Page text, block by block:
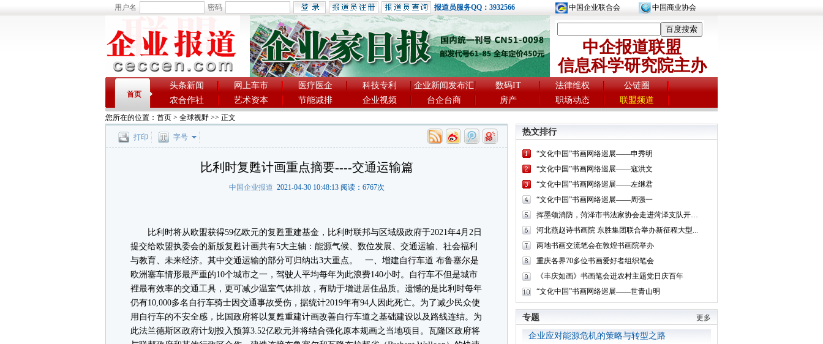
中国企业联合会 中国商业协会
用户名 密码 报道员服务QQ：3932566
中企报道联盟
信息科学研究院主办
首页
头条新闻 网上车市 医疗医企 科技专利 企业新闻发布汇 数码IT 法律维权
公链圈
农合作社
艺术资本 节能减排 企业视频 台企台商 房产 职场动态 联盟频道
您所在的位置： 首页 > 全球视野 >> 正文
打印 字号
比利时复甦计画重点摘要----交通运输篇
中国企业报道 2021-04-30 10:48:13 阅读： 6767次
比利时将从欧盟获得59亿欧元的复甦重建基金，比利时联邦与区域级政府于2021年4月2日
提交给欧盟执委会的新版复甦计画共有5大主轴：能源气候、数位发展、交通运输、社会福利
与教育、未来经济。其中交通运输的部分可归纳出3大重点。 一、增建自行车道 布鲁塞尔是
欧洲塞车情形最严重的10个城市之一，驾驶人平均每年为此浪费140小时。自行车不但是城市
裡最有效率的交通工具，更可减少温室气体排放，有助于增进居住品质。遗憾的是比利时每年
仍有10,000多名自行车骑士因交通事故受伤，据统计2019年有94人因此死亡。为了减少民众使
用自行车的不安全感，比国政府将以复甦重建计画改善自行车道之基础建设以及路线连结。为
此法兰德斯区政府计划投入预算3.52亿欧元并将结合强化原本规画之当地项目。瓦隆区政府将
热文排行
“文化中国”书画网络巡展——申秀明
“文化中国”书画网络巡展——寇洪文
“文化中国”书画网络巡展——左继君
“文化中国”书画网络巡展——周强一
挥墨颂消防，菏泽市书法家协会走进菏泽支队开展...
河北燕赵诗书画院 东胜集团联合举办新征程大型...
两地书画交流笔会在敦煌书画院举办
重庆各界70多位书画爱好者组织笔会
《丰庆如画》书画笔会进农村主题党日庆百年
“文化中国”书画网络巡展——世青山明
更多
专题
企业应对能源危机的策略与转型之路